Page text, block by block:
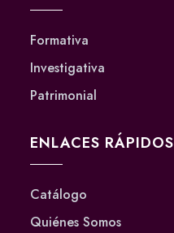
Formativa
Investigativa
Patrimonial
ENLACES RÁPIDOS
Catálogo
Quiénes Somos